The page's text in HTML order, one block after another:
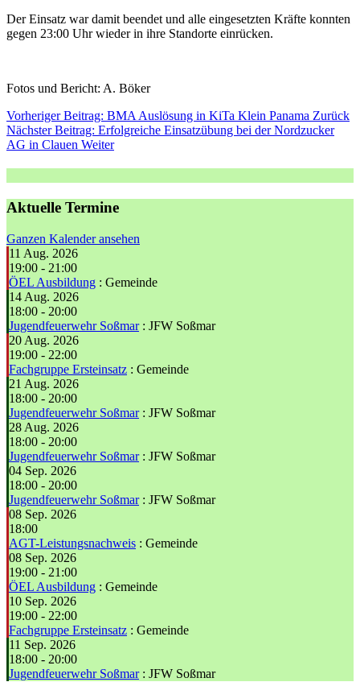
Der Einsatz war damit beendet und alle eingesetzten Kräfte konnten
gegen 23:00 Uhr wieder in ihre Standorte einrücken.
Fotos und Bericht: A. Böker
Vorheriger Beitrag: BMA Auslösung in KiTa Klein Panama Zurück
Nächster Beitrag: Erfolgreiche Einsatzübung bei der Nordzucker
AG in Clauen Weiter
Aktuelle Termine
Ganzen Kalender ansehen
11 Aug. 2026
19:00 - 21:00
ÖEL Ausbildung : Gemeinde
14 Aug. 2026
18:00 - 20:00
Jugendfeuerwehr Soßmar: JFW Soßmar
20 Aug. 2026
19:00 - 22:00
Fachgruppe Ersteinsatz : Gemeinde
21 Aug. 2026
18:00 - 20:00
Jugendfeuerwehr Soßmar: JFW Soßmar
28 Aug. 2026
18:00 - 20:00
Jugendfeuerwehr Soßmar: JFW Soßmar
04 Sep. 2026
18:00 - 20:00
Jugendfeuerwehr Soßmar: JFW Soßmar
08 Sep. 2026
18:00
AGT-Leistungsnachweis : Gemeinde
08 Sep. 2026
19:00 - 21:00
ÖEL Ausbildung : Gemeinde
10 Sep. 2026
19:00 - 22:00
Fachgruppe Ersteinsatz : Gemeinde
11 Sep. 2026
18:00 - 20:00
Jugendfeuerwehr Soßmar: JFW Soßmar